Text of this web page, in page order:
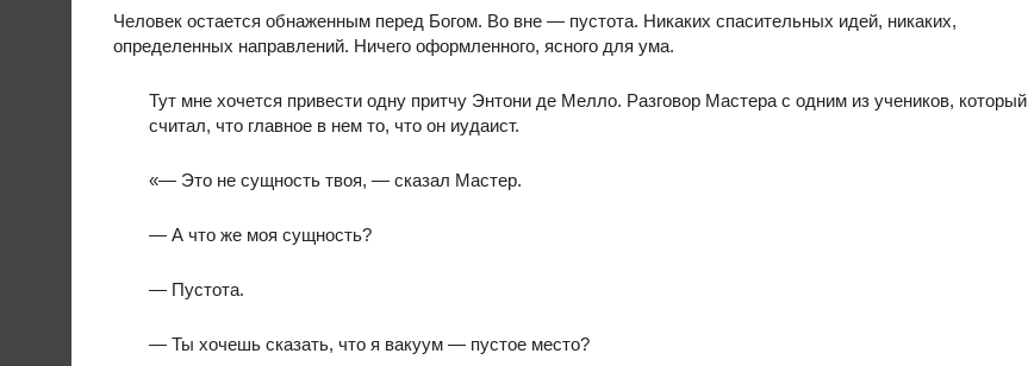
Человек остается обнаженным перед Богом. Во вне — пустота. Никаких спасительных идей, никаких,
определенных направлений. Ничего оформленного, ясного для ума.
Тут мне хочется привести одну притчу Энтони де Мелло. Разговор Мастера с одним из учеников, который
считал, что главное в нем то, что он иудаист.
«— Это не сущность твоя, — сказал Мастер.
— А что же моя сущность?
— Пустота.
— Ты хочешь сказать, что я вакуум — пустое место?